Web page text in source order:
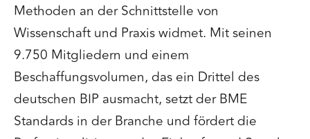
Methoden an der Schnittstelle von
Wissenschaft und Praxis widmet. Mit seinen
9.750 Mitgliedern und einem
Beschaffungsvolumen, das ein Drittel des
deutschen BIP ausmacht, setzt der BME
Standards in der Branche und fördert die